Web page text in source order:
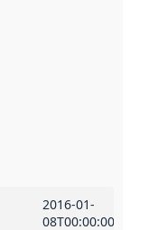
2016-01-
08T00:00:00Z